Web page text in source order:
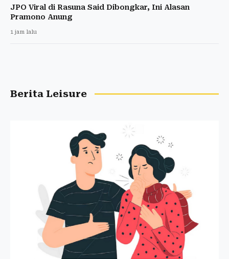
JPO Viral di Rasuna Said Dibongkar, Ini Alasan
Pramono Anung
1 jam lalu
Berita Leisure